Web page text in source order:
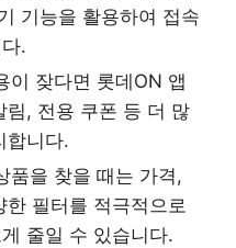
기능을 활용하여 접속
.
이 잦다면 롯데ON 앱
림, 전용 쿠폰 등 더 많
합니다.
품을 찾을 때는 가격,
필터를 적극적으로
줄일 수 있습니다.